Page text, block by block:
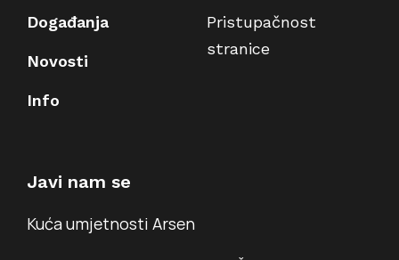
Događanja
Novosti
Info
Pristupačnost
stranice
Javi nam se
Kuća umjetnosti Arsen